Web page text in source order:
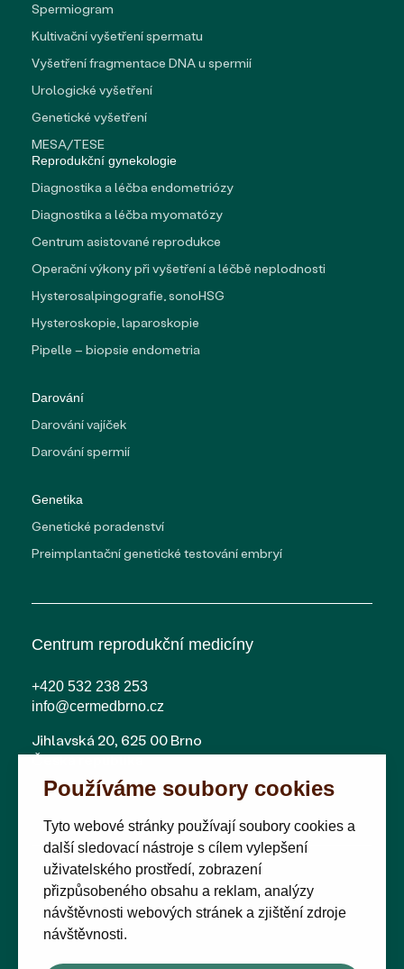
Používáme soubory cookies
Tyto webové stránky používají soubory cookies a
další sledovací nástroje s cílem vylepšení
uživatelského prostředí, zobrazení
přizpůsobeného obsahu a reklam, analýzy
návštěvnosti webových stránek a zjištění zdroje
návštěvnosti.
Spermiogram
Kultivační vyšetření spermatu
Vyšetření fragmentace DNA u spermií
Urologické vyšetření
Genetické vyšetření
MESA/TESE
Reprodukční gynekologie
Diagnostika a léčba endometriózy
Diagnostika a léčba myomatózy
Centrum asistované reprodukce
Operační výkony při vyšetření a léčbě neplodnosti
Hysterosalpingografie, sonoHSG
Hysteroskopie, laparoskopie
Pipelle – biopsie endometria
Darování
Darování vajíček
Darování spermií
Genetika
Genetické poradenství
Preimplantační genetické testování embryí
Centrum reprodukční medicíny
+420 532 238 253
info@cermedbrno.cz
Jihlavská 20, 625 00 Brno
Česká republika